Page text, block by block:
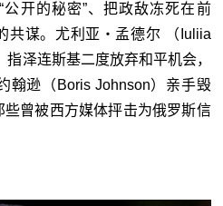
开的秘密”、把政敌冻死在前
共谋。尤利亚・孟德尔 （Iuliia
指泽连斯基二度放弃和平机会，
翰逊（Boris Johnson）亲手毁
曾被西方媒体抨击为俄罗斯信